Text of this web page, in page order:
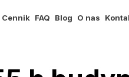
Cennik FAQ Blog O nas